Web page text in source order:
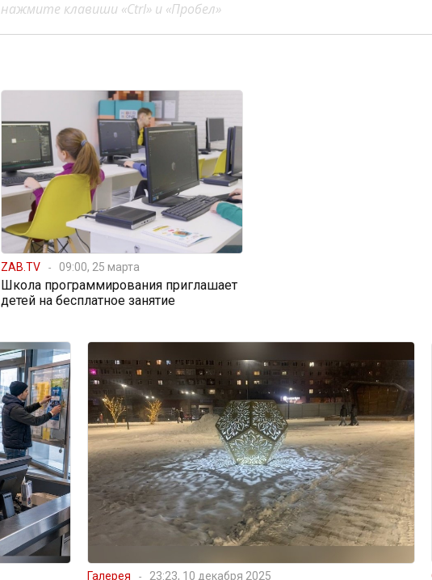
нажмите клавиши «Ctrl» и «Пробел»
ZAB.TV 09:00, 25 марта
Школа программирования приглашает
детей на бесплатное занятие
Галерея 23:23, 10 декабря 2025